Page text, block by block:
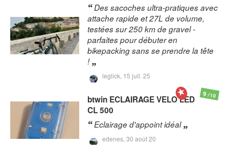
Des sacoches ultra-pratiques avec
attache rapide et 27L de volume,
testées sur 250 km de gravel -
parfaites pour débuter en
bikepacking sans se prendre la tête
!
leglick, 15 juil. 25
btwin ECLAIRAGE VELO LED
CL 500
Eclairage d'appoint idéal
edenes, 30 août 20
9/10